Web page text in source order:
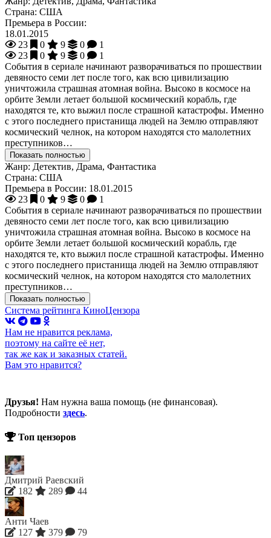
Страна: США
Премьера в России:
18.01.2015
23
0 9 0
1
23
0 9 0
1
События в сериале начинают разворачиваться по прошествии
девяносто семи лет после того, как всю цивилизацию
уничтожила страшная атомная война. Высоко в космосе на
орбите Земли летает большой космический корабль, где
находятся те, кто выжил после страшной катастрофы. Именно
с этого последнего пристанища людей на Землю отправляют
космический челнок, на котором находятся сто малолетних
преступников…
Показать полностью
Жанр: Детектив, Драма, Фантастика
Страна: США
Премьера в России: 18.01.2015
23
0 9 0
1
События в сериале начинают разворачиваться по прошествии
девяносто семи лет после того, как всю цивилизацию
уничтожила страшная атомная война. Высоко в космосе на
орбите Земли летает большой космический корабль, где
находятся те, кто выжил после страшной катастрофы. Именно
с этого последнего пристанища людей на Землю отправляют
космический челнок, на котором находятся сто малолетних
преступников…
Показать полностью
Система рейтинга КиноЦензора
Нам не нравится реклама,
поэтому на сайте её нет,
так же как и заказных статей.
Вам это нравится?
Друзья! Нам нужна ваша помощь (не финансовая).
Подробности здесь.
Топ цензоров
Дмитрий Раевский
182
289 44
Анти Чаев
127
379 79